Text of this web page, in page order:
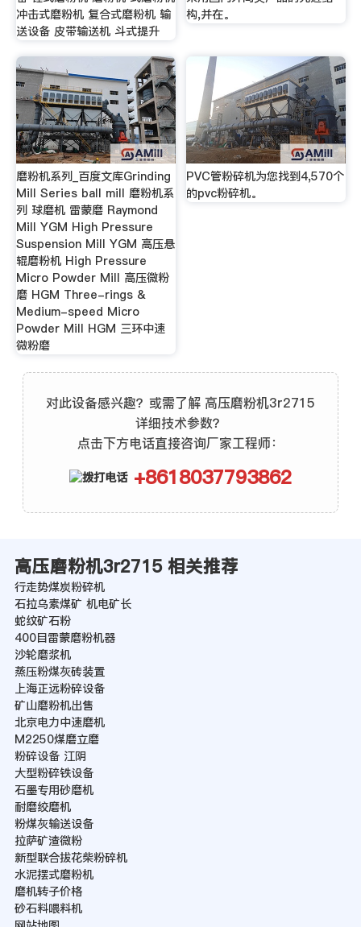
冲击式磨粉机 复合式磨粉机 输
送设备 皮带输送机 斗式提升
构,并在。
磨粉机系列_百度文库Grinding
Mill Series ball mill 磨粉机系
列 球磨机 雷蒙磨 Raymond
Mill YGM High Pressure
Suspension Mill YGM 高压悬
辊磨粉机 High Pressure
Micro Powder Mill 高压微粉
磨 HGM Three-rings &
Medium-speed Micro
Powder Mill HGM 三环中速
微粉磨
PVC管粉碎机为您找到4,570个
的pvc粉碎机。
对此设备感兴趣？或需了解 高压磨粉机3r2715
详细技术参数？
点击下方电话直接咨询厂家工程师：
+8618037793862
高压磨粉机3r2715 相关推荐
行走势煤炭粉碎机
石拉乌素煤矿 机电矿长
蛇纹矿石粉
400目雷蒙磨粉机器
沙轮磨浆机
蒸压粉煤灰砖装置
上海正远粉碎设备
矿山磨粉机出售
北京电力中速磨机
M2250煤磨立磨
粉碎设备 江阴
大型粉碎铁设备
石墨专用砂磨机
耐磨绞磨机
粉煤灰输送设备
拉萨矿渣微粉
新型联合拔花柴粉碎机
水泥摆式磨粉机
磨机转子价格
砂石料喂料机